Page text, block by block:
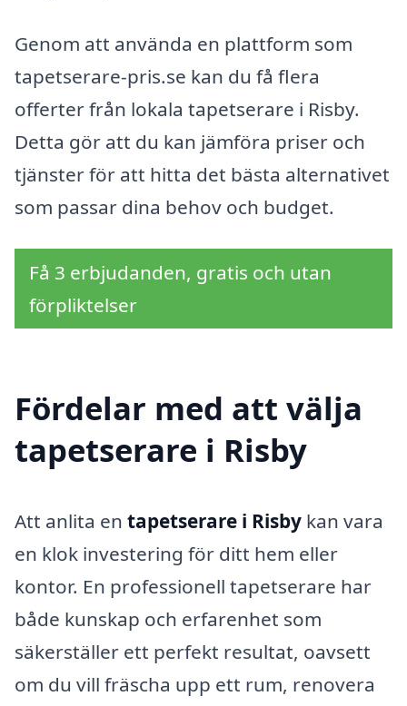
Genom att använda en plattform som
tapetserare-pris.se kan du få flera
offerter från lokala tapetserare i Risby.
Detta gör att du kan jämföra priser och
tjänster för att hitta det bästa alternativet
som passar dina behov och budget.
Få 3 erbjudanden, gratis och utan
förpliktelser
Fördelar med att välja
tapetserare i Risby
Att anlita en tapetserare i Risby kan vara
en klok investering för ditt hem eller
kontor. En professionell tapetserare har
både kunskap och erfarenhet som
säkerställer ett perfekt resultat, oavsett
om du vill fräscha upp ett rum, renovera